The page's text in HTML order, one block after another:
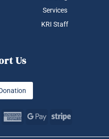
Services
KRI Staff
Us